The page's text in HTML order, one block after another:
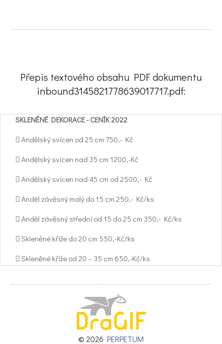
Přepis textového obsahu PDF dokumentu
inbound3145821778639017717.pdf:
SKLENĚNÉ DEKORACE - CENÍK 2022
 Andělský svícen od 25 cm 750,- Kč
 Andělský svícen nad 35 cm 1200,-Kč
 Andělský svícen nad 45 cm od 2500,- Kč
 Anděl závěsný malý do 15 cm 250,- Kč/ks
 Anděl závěsný střední od 15 do 25 cm 350,- Kč/ks
 Skleněné kříže do 20 cm 550,-Kč/ks
 Skleněné kříže od 20 – 35 cm 650,-Kč/ks
 Misky a svícny od 20 – 35 cm 650 - 750,- Kč
 Mísy luxusní silnostěnné velké od 2500,- Kč/ks
 Malé dekorace sluníčka, květiny, ptáci apod. do 15 cm od
© 2026 PERPETUM